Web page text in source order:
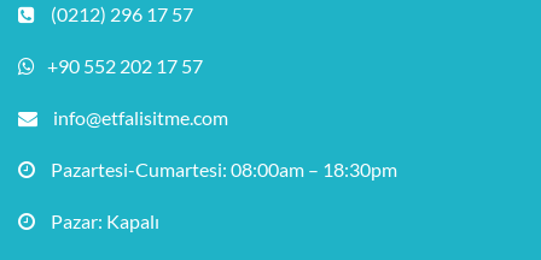
(0212) 296 17 57
+90 552 202 17 57
info@etfalisitme.com
Pazartesi-Cumartesi: 08:00am – 18:30pm
Pazar: Kapalı